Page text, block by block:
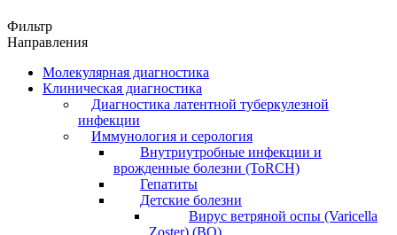
Фильтр
Направления
Молекулярная диагностика
Клиническая диагностика
Диагностика латентной туберкулезной
инфекции
Иммунология и серология
Внутриутробные инфекции и
врожденные болезни (ToRCH)
Гепатиты
Детские болезни
Вирус ветряной оспы (Varicella
Zoster) (ВО)